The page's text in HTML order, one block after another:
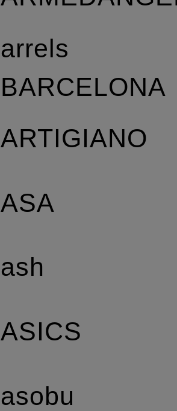
arrels
BARCELONA
ARTIGIANO
ASA
ash
ASICS
asobu